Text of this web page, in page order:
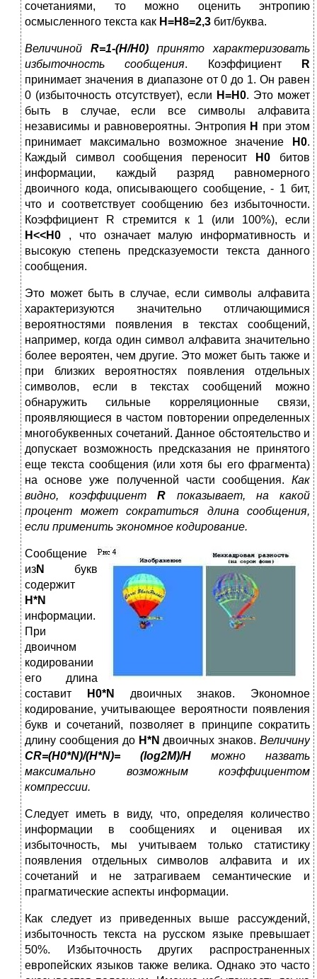
сочетаниями, то можно оценить энтропию
осмысленного текста как H=H8=2,3 бит/буква.
Величиной R=1-(H/H0) принято характеризовать
избыточность сообщения. Коэффициент
R
принимает значения в диапазоне от 0 до 1. Он равен
0 (избыточность отсутствует), если H=H0. Это может
быть в случае, если все символы алфавита
независимы и равновероятны. Энтропия H при этом
принимает максимально возможное значение
H0.
Каждый символ сообщения переносит
H0 битов
информации, каждый разряд равномерного
двоичного кода, описывающего сообщение, - 1 бит,
что и соответствует сообщению без избыточности.
Коэффициент R стремится к 1 (или 100%), если
H<<H0 , что означает малую информативность и
высокую степень предсказуемости текста данного
сообщения.
Это может быть в случае, если символы алфавита
характеризуются значительно отличающимися
вероятностями появления в текстах сообщений,
например, когда один символ алфавита значительно
более вероятен, чем другие. Это может быть также и
при близких вероятностях появления отдельных
символов, если в текстах сообщений можно
обнаружить сильные корреляционные связи,
проявляющиеся в частом повторении определенных
многобуквенных сочетаний. Данное обстоятельство и
допускает возможность предсказания не принятого
еще текста сообщения (или хотя бы его фрагмента)
на основе уже полученной части сообщения. Как
видно, коэффициентR показывает, на какой
процент может сократиться длина сообщения,
если применить экономное кодирование.
Сообщение
изN букв
содержит
H*N
информации.
При
двоичном
кодировании
его длина
составит
H0*N
двоичных знаков. Экономное
кодирование, учитывающее вероятности появления
букв и сочетаний, позволяет в принципе сократить
длину сообщения до H*N двоичных знаков. Величину
CR=(H0*N)/(H*N)= (log2M)/H можно назвать
максимально возможным коэффициентом
компрессии.
Следует иметь в виду, что, определяя количество
информации в сообщениях и оценивая их
избыточность, мы учитываем только статистику
появления отдельных символов алфавита и их
сочетаний и не затрагиваем семантические и
прагматические аспекты информации.
Как следует из приведенных выше рассуждений,
избыточность текста на русском языке превышает
50%. Избыточность других распространенных
европейских языков также велика. Однако это часто